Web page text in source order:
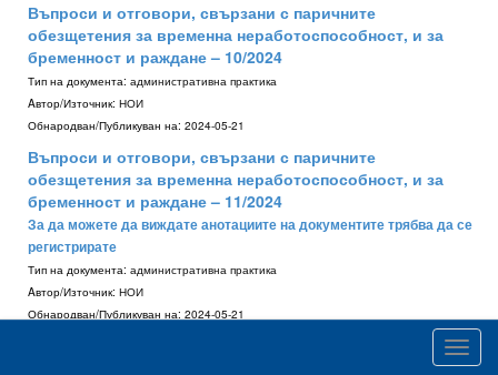
Въпроси и отговори, свързани с паричните
обезщетения за временна неработоспособност, и за
бременност и раждане – 10/2024
Тип на документа: административна практика
Aвтор/Източник: НОИ
Обнародван/Публикуван на: 2024-05-21
Въпроси и отговори, свързани с паричните
обезщетения за временна неработоспособност, и за
бременност и раждане – 11/2024
За да можете да виждате анотациите на документите трябва да се
регистрирате
Тип на документа: административна практика
Aвтор/Източник: НОИ
Обнародван/Публикуван на: 2024-05-21
изплащането на паричните обезщетения за безработица